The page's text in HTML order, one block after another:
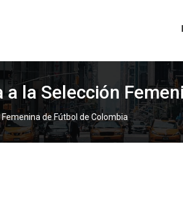
la Selección
de Fútbol de Colombia